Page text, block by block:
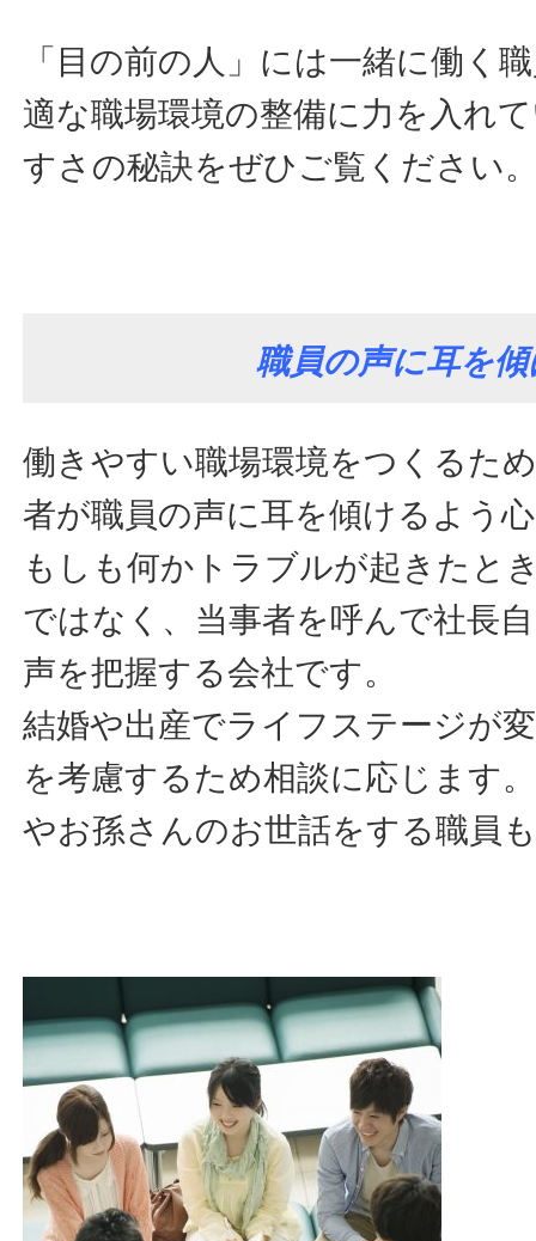
「目の前の人」には一緒に働く
適な職場環境の整備に力を入れ
すさの秘訣をぜひご覧ください
職員の声に耳を
働きやすい職場環境をつくるた
者が職員の声に耳を傾けるよう
もしも何かトラブルが起きたと
ではなく、当事者を呼んで社長
声を把握する会社です。
結婚や出産でライフステージが
を考慮するため相談に応じます
やお孫さんのお世話をする職員